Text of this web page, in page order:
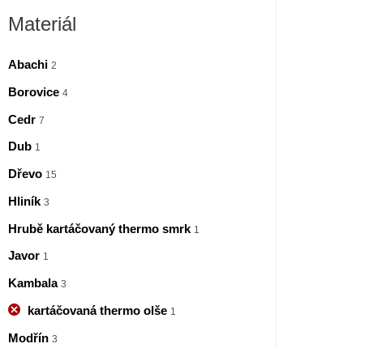
Materiál
Abachi 2
Borovice 4
Cedr 7
Dub 1
Dřevo 15
Hliník 3
Hrubě kartáčovaný thermo smrk 1
Javor 1
Kambala 3
kartáčovaná thermo olše 1
Modřín 3